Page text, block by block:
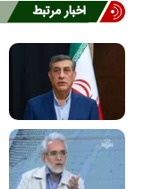
اخبار مرتبط